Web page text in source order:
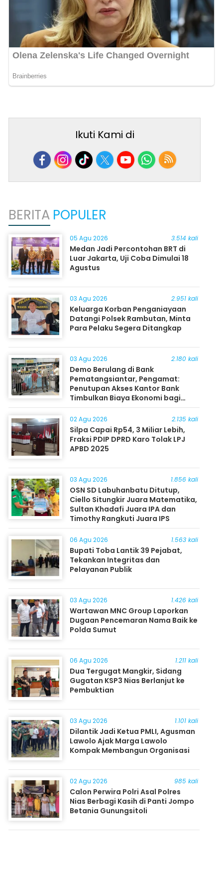
Ikuti Kami di
BERITA POPULER
05 Agu 2026 3.514 kali
Medan Jadi Percontohan BRT di
Luar Jakarta, Uji Coba Dimulai 18
Agustus
03 Agu 2026 2.951 kali
Keluarga Korban Penganiayaan
Datangi Polsek Rambutan, Minta
Para Pelaku Segera Ditangkap
03 Agu 2026 2.180 kali
Demo Berulang di Bank
Pematangsiantar, Pengamat:
Penutupan Akses Kantor Bank
Timbulkan Biaya Ekonomi bagi
Masyarakat
02 Agu 2026 2.135 kali
Silpa Capai Rp54, 3 Miliar Lebih,
Fraksi PDIP DPRD Karo Tolak LPJ
APBD 2025
03 Agu 2026 1.856 kali
OSN SD Labuhanbatu Ditutup,
Ciello Situngkir Juara Matematika,
Sultan Khadafi Juara IPA dan
Timothy Rangkuti Juara IPS
06 Agu 2026 1.563 kali
Bupati Toba Lantik 39 Pejabat,
Tekankan Integritas dan
Pelayanan Publik
03 Agu 2026 1.426 kali
Wartawan MNC Group Laporkan
Dugaan Pencemaran Nama Baik ke
Polda Sumut
06 Agu 2026 1.211 kali
Dua Tergugat Mangkir, Sidang
Gugatan KSP3 Nias Berlanjut ke
Pembuktian
03 Agu 2026 1.101 kali
Dilantik Jadi Ketua PMLI, Agusman
Lawolo Ajak Marga Lawolo
Kompak Membangun Organisasi
02 Agu 2026 985 kali
Calon Perwira Polri Asal Polres
Nias Berbagi Kasih di Panti Jompo
Betania Gunungsitoli